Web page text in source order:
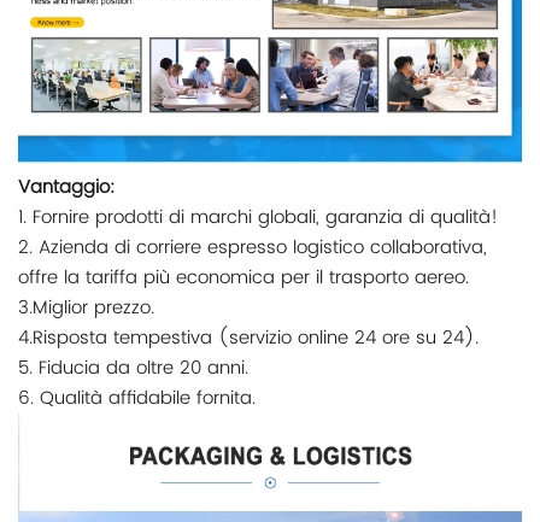
Vantaggio:
1. Fornire prodotti di marchi globali, garanzia di qualità!
2. Azienda di corriere espresso logistico collaborativa,
offre la tariffa più economica per il trasporto aereo.
3.Miglior prezzo.
4.Risposta tempestiva (servizio online 24 ore su 24).
5. Fiducia da oltre 20 anni.
6. Qualità affidabile fornita.